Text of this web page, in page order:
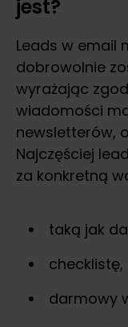
jest?
Leads w email
dobrowolnie
wyrażając
wiadomości
newsletterów,
Najczęściej
za konkretną
taką jak
checklistę,
darmowy